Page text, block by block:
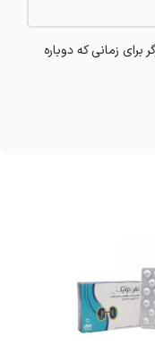
زمانی که دوباره